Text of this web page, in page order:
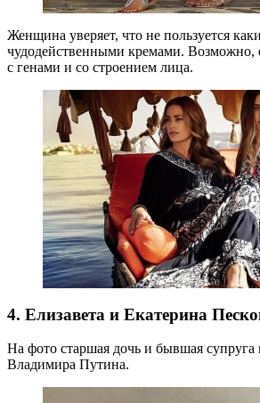
Женщина уверяет, что не пользуется
чудодейственными кремами. Возможно,
с генами и со строением лица.
4. Елизавета и Екатерина
На фото старшая дочь и бывшая супруга
Владимира Путина.